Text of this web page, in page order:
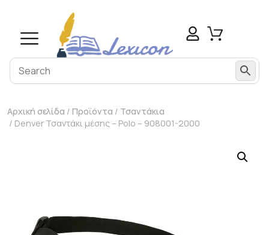
Αρχική σελίδα / Προϊόντα / Τσαντάκια
/ Denver Τσαντάκι μέσης – Polo – 908001-2000